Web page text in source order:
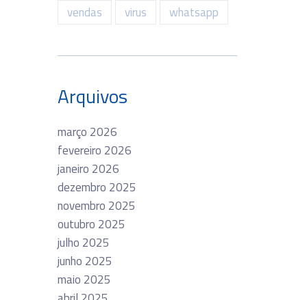
vendas virus whatsapp
Arquivos
março 2026
fevereiro 2026
janeiro 2026
dezembro 2025
novembro 2025
outubro 2025
julho 2025
junho 2025
maio 2025